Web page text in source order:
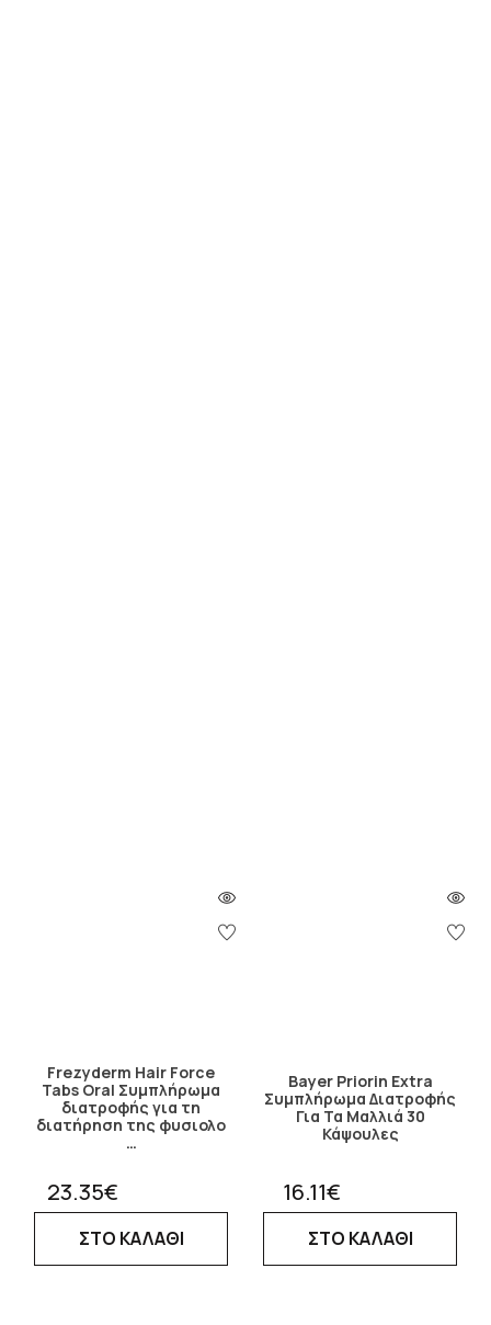
Frezyderm Hair Force
Tabs Oral Συμπλήρωμα
διατροφής για τη
διατήρηση της φυσιολο
…
23.35€
ΣΤΟ ΚΑΛΑΘΙ
Bayer Priorin Extra
Συμπλήρωμα Διατροφής
Για Τα Μαλλιά 30
Κάψουλες
16.11€
ΣΤΟ ΚΑΛΑΘΙ